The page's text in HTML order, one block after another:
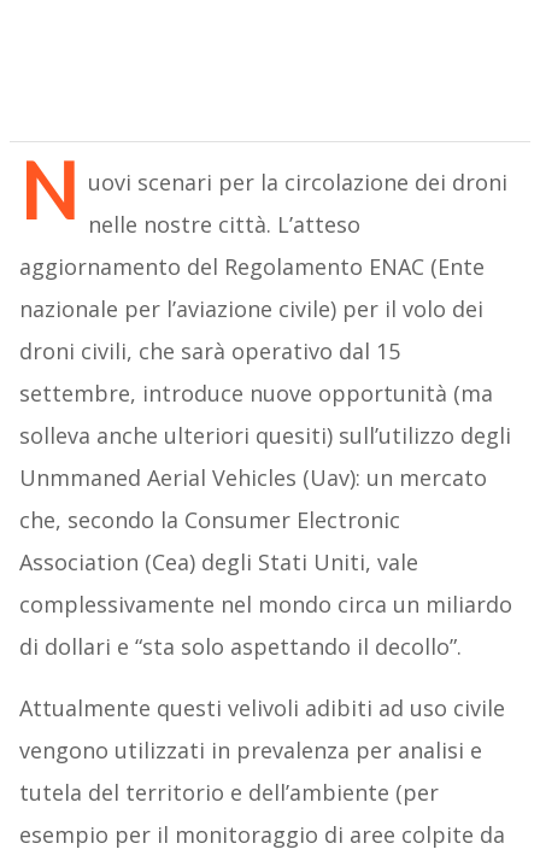
N uovi scenari per la circolazione dei droni
nelle nostre città. L’atteso
aggiornamento del Regolamento ENAC (Ente
nazionale per l’aviazione civile) per il volo dei
droni civili, che sarà operativo dal 15
settembre, introduce nuove opportunità (ma
solleva anche ulteriori quesiti) sull’utilizzo degli
Unmmaned Aerial Vehicles (Uav): un mercato
che, secondo la Consumer Electronic
Association (Cea) degli Stati Uniti, vale
complessivamente nel mondo circa un miliardo
di dollari e “sta solo aspettando il decollo”.
Attualmente questi velivoli adibiti ad uso civile
vengono utilizzati in prevalenza per analisi e
tutela del territorio e dell’ambiente (per
esempio per il monitoraggio di aree colpite da